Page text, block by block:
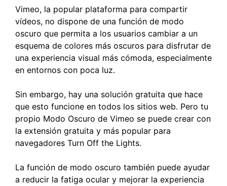
Vimeo, la popular plataforma para compartir
vídeos, no dispone de una función de modo
oscuro que permita a los usuarios cambiar a un
esquema de colores más oscuros para disfrutar de
una experiencia visual más cómoda, especialmente
en entornos con poca luz.
Sin embargo, hay una solución gratuita que hace
que esto funcione en todos los sitios web. Pero tu
propio Modo Oscuro de Vimeo se puede crear con
la extensión gratuita y más popular para
navegadores Turn Off the Lights.
La función de modo oscuro también puede ayudar
a reducir la fatiga ocular y mejorar la experiencia